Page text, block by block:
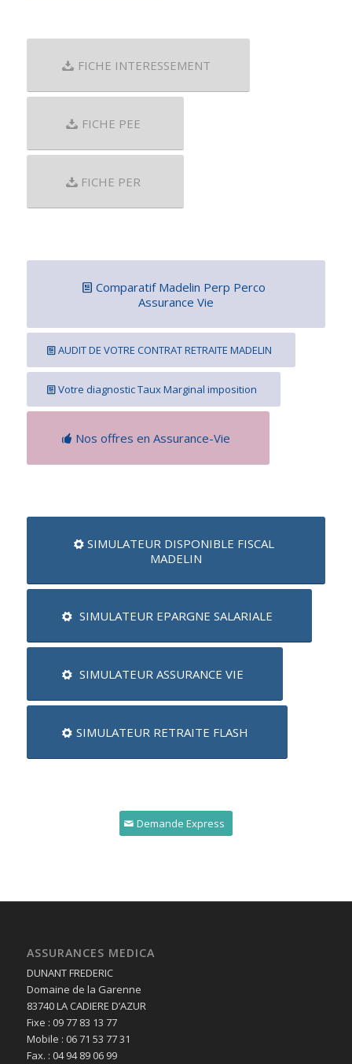
FICHE INTERESSEMENT
FICHE PEE
FICHE PER
Comparatif Madelin Perp Perco
Assurance Vie
AUDIT DE VOTRE CONTRAT RETRAITE MADELIN
Votre diagnostic Taux Marginal imposition
Nos offres en Assurance-Vie
SIMULATEUR DISPONIBLE FISCAL
MADELIN
SIMULATEUR EPARGNE SALARIALE
SIMULATEUR ASSURANCE VIE
SIMULATEUR RETRAITE FLASH
Demande Express
ASSURANCES MEDICA
DUNANT FREDERIC
Domaine de la Garenne
83740 LA CADIERE D’AZUR
Fixe : 09 77 83 13 77
Mobile : 06 71 53 77 31
Fax. : 04 94 89 06 99